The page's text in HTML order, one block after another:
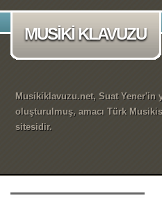
MUSİKİ KLAVUZU
Musikiklavuzu.net, Suat Yener'in
oluşturulmuş, amacı Türk
sitesidir.